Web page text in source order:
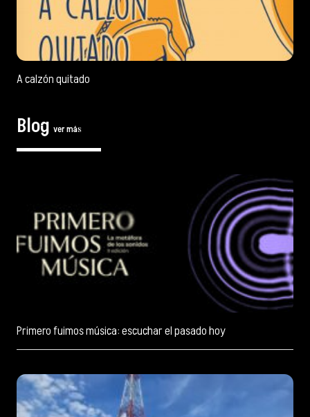
A calzón quitado
Blog ver más
Primero fuimos música: escuchar el pasado hoy